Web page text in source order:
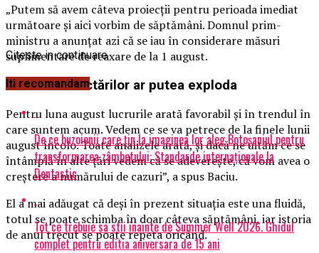
„Putem să avem câteva proiecții pentru perioada imediat
următoare și aici vorbim de săptămâni. Domnul prim-
ministru a anunțat azi că se iau în considerare măsuri
suplimentare de reaxare de la 1 august.
Numărul infectărilor ar putea exploda
Pentru luna august lucrurile arată favorabil și în trendul în
care suntem acum. Vedem ce se va petrece de la finele lunii
august încolo. Toate analizele arată, și dacă ne uităm ce se
întâmplă în alte țări vedem că se adeverește, că vom avea o
creștere a numărului de cazuri”, a spus Baciu.
El a mai adăugat că deși în prezent situația este una fluidă,
totul se poate schimba în doar câteva săptămâni, iar istoria
de anul trecut se poate repeta oricând.
Citeste in continuare
Iti recomandam
De ce buzoienii care țin la imaginea lor aleg Botoșaniul pentru
transformarea zâmbetului: Standarde internaționale la
Dentastic
Tot ce trebuie sa stii inainte de Summer Well 2026. Ghidul
complet pentru editia aniversara de 15 ani